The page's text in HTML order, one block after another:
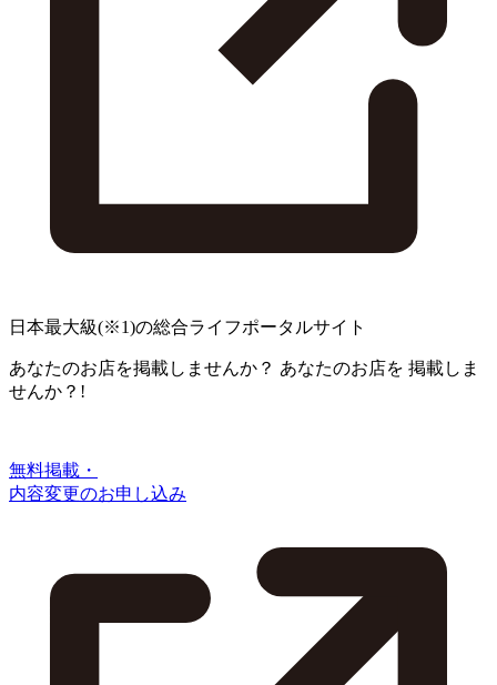
日本最大級(※1)の総合ライフポータルサイト
あなたのお店を掲載しませんか？ あなたのお店を 掲載しま
せんか？!
無料掲載・
内容変更のお申し込み